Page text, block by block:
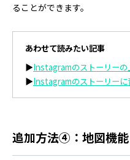
ることができます。
あわせて読みたい記事
▶Instagramのストーリーの
▶Instagramのストーリー
追加方法④：地図機能